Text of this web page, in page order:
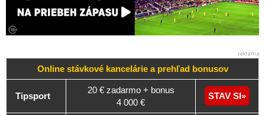
Online stávkové kancelárie a prehľad bonusov
Tipsport
20 € zadarmo + bonus
4 000 €
STAV SI